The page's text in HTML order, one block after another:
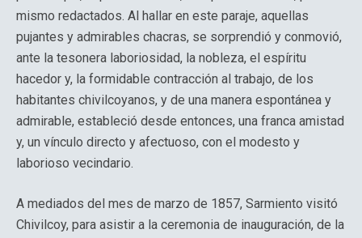
mismo redactados. Al hallar en este paraje, aquellas
pujantes y admirables chacras, se sorprendió y conmovió,
ante la tesonera laboriosidad, la nobleza, el espíritu
hacedor y, la formidable contracción al trabajo, de los
habitantes chivilcoyanos, y de una manera espontánea y
admirable, estableció desde entonces, una franca amistad
y, un vínculo directo y afectuoso, con el modesto y
laborioso vecindario.
A mediados del mes de marzo de 1857, Sarmiento visitó
Chivilcoy, para asistir a la ceremonia de inauguración, de la